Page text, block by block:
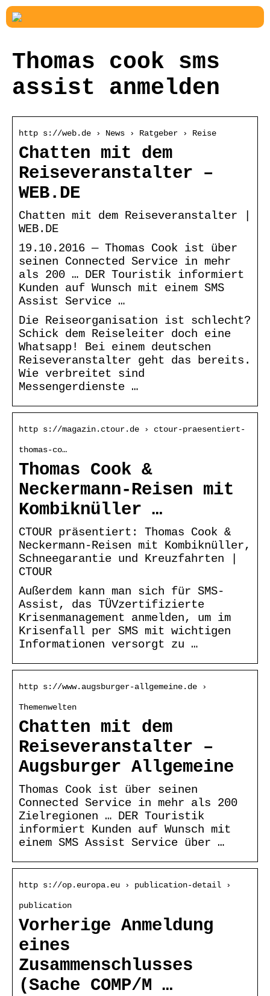
Thomas cook sms
assist anmelden
http s://web.de › News › Ratgeber › Reise
Chatten mit dem
Reiseveranstalter –
WEB.DE
Chatten mit dem Reiseveranstalter |
WEB.DE
19.10.2016 — Thomas Cook ist über
seinen Connected Service in mehr
als 200 … DER Touristik informiert
Kunden auf Wunsch mit einem SMS
Assist Service …
Die Reiseorganisation ist schlecht?
Schick dem Reiseleiter doch eine
Whatsapp! Bei einem deutschen
Reiseveranstalter geht das bereits.
Wie verbreitet sind
Messengerdienste …
http s://magazin.ctour.de › ctour-praesentiert-
thomas-co…
Thomas Cook &
Neckermann-Reisen mit
Kombiknüller …
CTOUR präsentiert: Thomas Cook &
Neckermann-Reisen mit Kombiknüller,
Schneegarantie und Kreuzfahrten |
CTOUR
Außerdem kann man sich für SMS-
Assist, das TÜVzertifizierte
Krisenmanagement anmelden, um im
Krisenfall per SMS mit wichtigen
Informationen versorgt zu …
http s://www.augsburger-allgemeine.de ›
Themenwelten
Chatten mit dem
Reiseveranstalter –
Augsburger Allgemeine
Thomas Cook ist über seinen
Connected Service in mehr als 200
Zielregionen … DER Touristik
informiert Kunden auf Wunsch mit
einem SMS Assist Service über …
http s://op.europa.eu › publication-detail ›
publication
Vorherige Anmeldung
eines
Zusammenschlusses
(Sache COMP/M …